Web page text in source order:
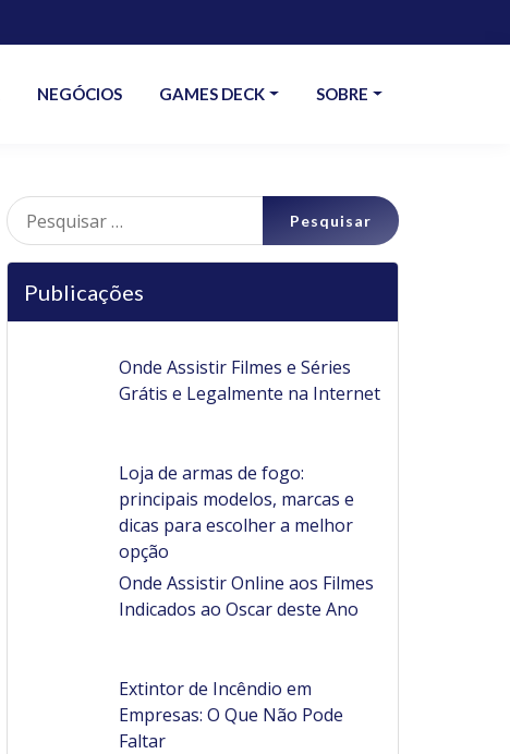
NEGÓCIOS GAMES DECK SOBRE
Pesquisar
por:
Publicações
Onde Assistir Filmes e Séries
Grátis e Legalmente na Internet
Loja de armas de fogo:
principais modelos, marcas e
dicas para escolher a melhor
opção
Onde Assistir Online aos Filmes
Indicados ao Oscar deste Ano
Extintor de Incêndio em
Empresas: O Que Não Pode
Faltar